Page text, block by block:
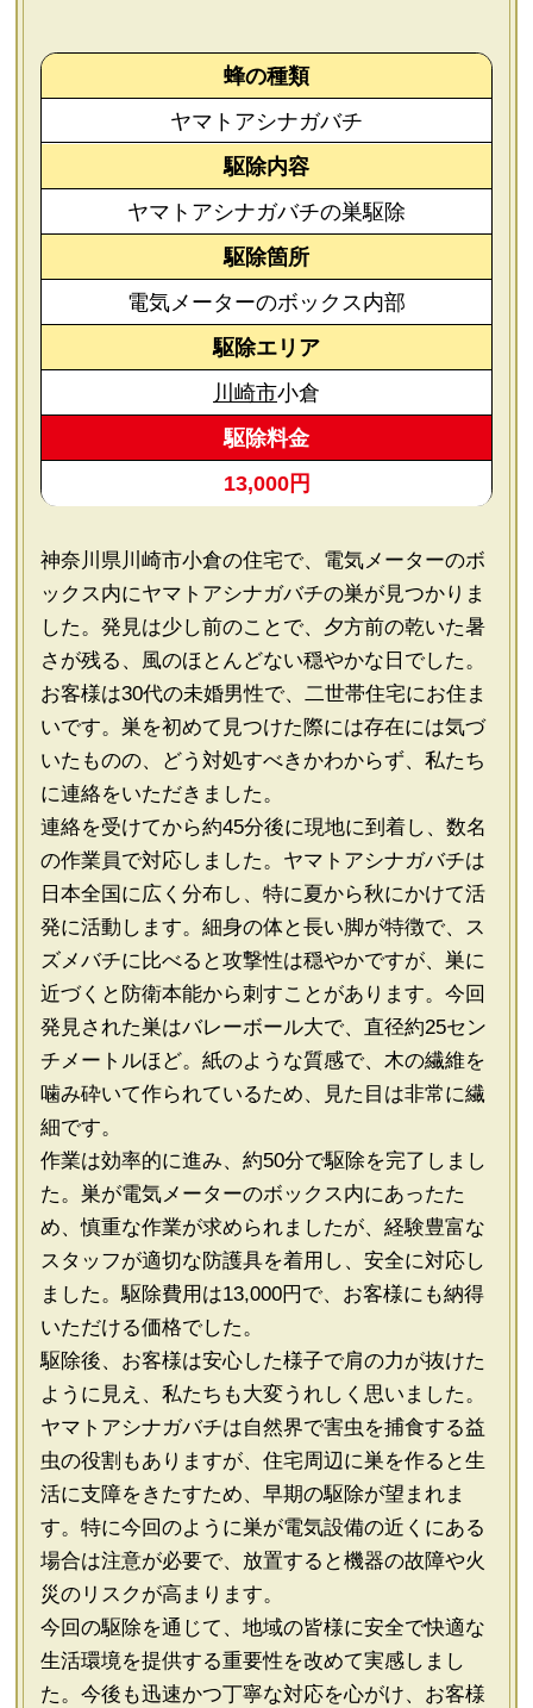
蜂の種類
ヤマトアシナガバチ
駆除内容
ヤマトアシナガバチの巣駆除
駆除箇所
電気メーターのボックス内部
駆除エリア
川崎市小倉
駆除料金
13,000円
神奈川県川崎市小倉の住宅で、電気メーターのボ
ックス内にヤマトアシナガバチの巣が見つかりま
した。発見は少し前のことで、夕方前の乾いた暑
さが残る、風のほとんどない穏やかな日でした。
お客様は30代の未婚男性で、二世帯住宅にお住ま
いです。巣を初めて見つけた際には存在には気づ
いたものの、どう対処すべきかわからず、私たち
に連絡をいただきました。
連絡を受けてから約45分後に現地に到着し、数名
の作業員で対応しました。ヤマトアシナガバチは
日本全国に広く分布し、特に夏から秋にかけて活
発に活動します。細身の体と長い脚が特徴で、ス
ズメバチに比べると攻撃性は穏やかですが、巣に
近づくと防衛本能から刺すことがあります。今回
発見された巣はバレーボール大で、直径約25セン
チメートルほど。紙のような質感で、木の繊維を
噛み砕いて作られているため、見た目は非常に繊
細です。
作業は効率的に進み、約50分で駆除を完了しまし
た。巣が電気メーターのボックス内にあったた
め、慎重な作業が求められましたが、経験豊富な
スタッフが適切な防護具を着用し、安全に対応し
ました。駆除費用は13,000円で、お客様にも納得
いただける価格でした。
駆除後、お客様は安心した様子で肩の力が抜けた
ように見え、私たちも大変うれしく思いました。
ヤマトアシナガバチは自然界で害虫を捕食する益
虫の役割もありますが、住宅周辺に巣を作ると生
活に支障をきたすため、早期の駆除が望まれま
す。特に今回のように巣が電気設備の近くにある
場合は注意が必要で、放置すると機器の故障や火
災のリスクが高まります。
今回の駆除を通じて、地域の皆様に安全で快適な
生活環境を提供する重要性を改めて実感しまし
た。今後も迅速かつ丁寧な対応を心がけ、お客様